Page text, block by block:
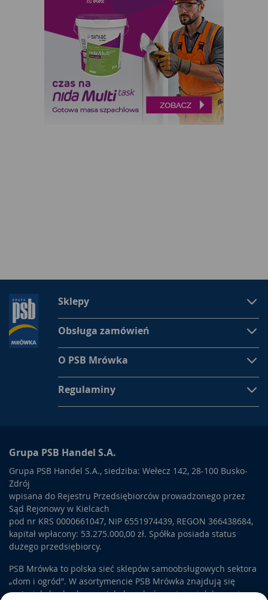
Sklepy
Obsługa zamówień
O PSB Mrówka
Regulaminy
Grupa PSB Handel S.A.
Grupa PSB Handel S.A., siedziba: Wełecz 142, 28-100 Busko-
Zdrój
wpisana do Rejestru Przedsiębiorców prowadzonego przez
Sąd Rejonowy w Kielcach
pod nr KRS 0000661047, NIP 6551974439, REGON 366438684,
kapitał wpłacony: 53.275.000,00 zł. Spółka posiada status
dużego przedsiębiorcy.
PSB Mrówka to polska sieć sklepów samoobsługowych sektora
„dom i ogród”. W asortymencie PSB Mrówka znajdują się
materiały budowlane, artykuły wykończeniowe i dekoracyjne,